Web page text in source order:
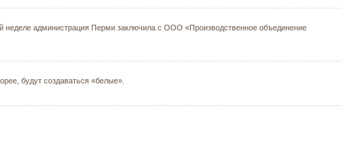
неделе администрация Перми заключила с ООО «Производственное объединение
будут создаваться «белые».